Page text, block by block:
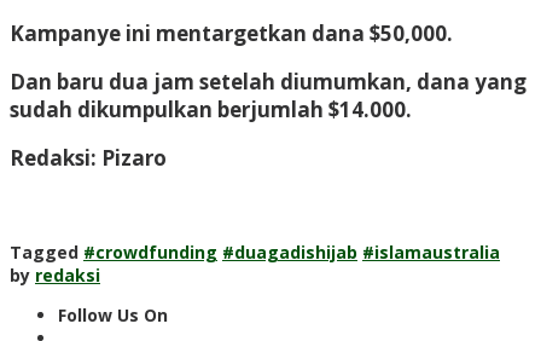
Kampanye ini mentargetkan dana $50,000.
Dan baru dua jam setelah diumumkan, dana yang
sudah dikumpulkan berjumlah $14.000.
Redaksi: Pizaro
Tagged #crowdfunding #duagadishijab #islamaustralia
by redaksi
Follow Us On